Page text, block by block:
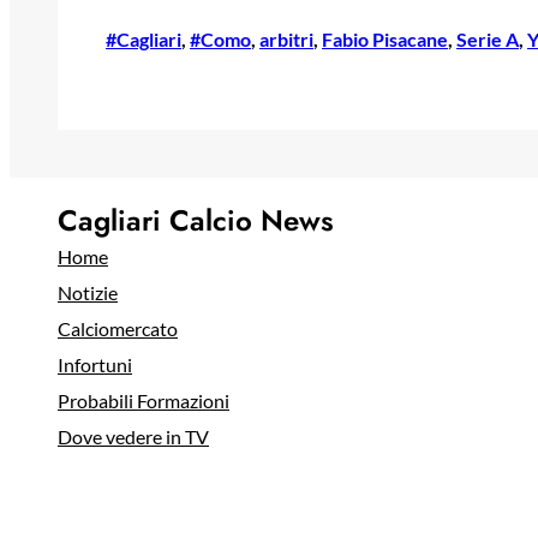
#Cagliari, #Como, arbitri, Fabio Pisacane, Serie A,
Cagliari Calcio News
Home
Notizie
Calciomercato
Infortuni
Probabili Formazioni
Dove vedere in TV